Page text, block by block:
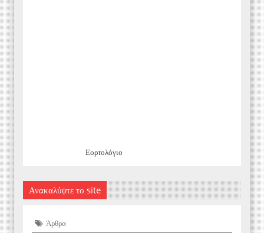
Εορτολόγιο
Ανακαλύψτε το site
Άρθρα